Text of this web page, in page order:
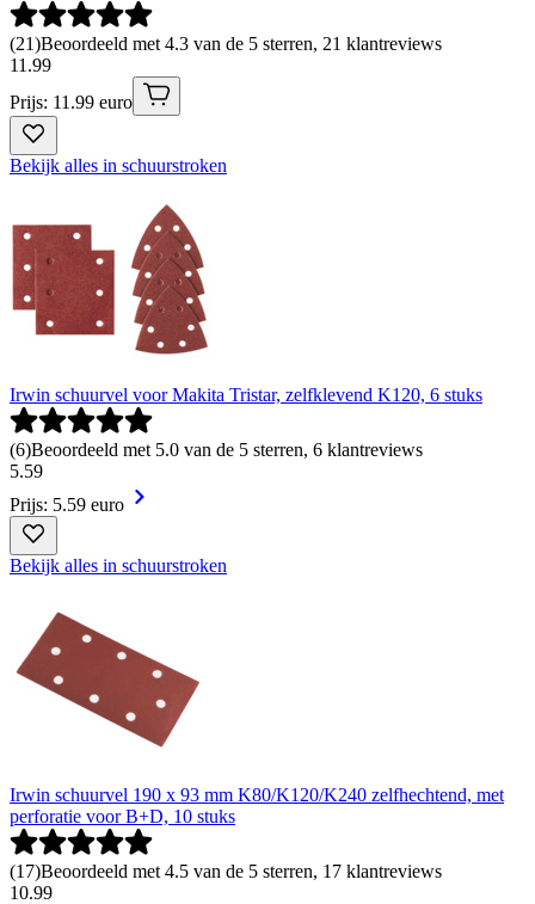
(21)Beoordeeld met 4.3 van de 5 sterren, 21 klantreviews
11 .99
Prijs: 11.99 euro
Bekijk alles in schuurstroken
Irwin schuurvel voor Makita Tristar, zelfklevend K120, 6 stuks
(6)Beoordeeld met 5.0 van de 5 sterren, 6 klantreviews
5.59
Prijs: 5.59 euro
Bekijk alles in schuurstroken
Irwin schuurvel 190 x 93 mm K80/K120/K240 zelfhechtend, met
perforatie voor B+D, 10 stuks
(17)Beoordeeld met 4.5 van de 5 sterren, 17 klantreviews
10.99